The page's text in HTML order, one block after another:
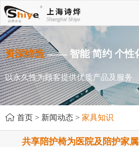
资深缔造—— 智能 简约 个性
以永久性为顾客提供优质产品及服务
首页 > 新闻动态 > 家具知识
共享陪护椅为医院及陪护家